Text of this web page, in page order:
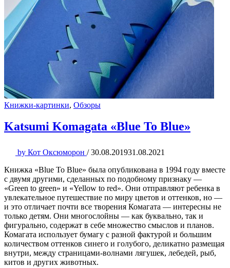
Книжки-картинки, Обзоры
Katsumi Komagata «Blue To Blue»
by Кот Оксюморон / 30.08.201931.08.2021
Книжка «Blue To Blue» была опубликована в 1994 году вместе
с двумя другими, сделанных по подобному признаку —
«Green to green» и «Yellow to red». Они отправляют ребенка в
увлекательное путешествие по миру цветов и оттенков, но —
и это отличает почти все творения Комагата — интересны не
только детям. Они многослойны — как буквально, так и
фигурально, содержат в себе множество смыслов и планов.
Комагата использует бумагу с разной фактурой и большим
количеством оттенков синего и голубого, деликатно размещая
внутри, между страницами-волнами лягушек, лебедей, рыб,
китов и других животных.